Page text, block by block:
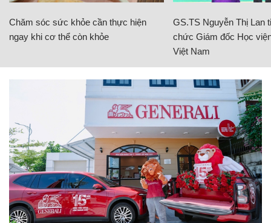
Chăm sóc sức khỏe cần thực hiện
ngay khi cơ thể còn khỏe
GS.TS Nguyễn Thị Lan
chức Giám đốc Học
Việt Nam